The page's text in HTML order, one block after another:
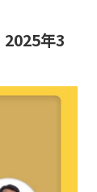
2025年3